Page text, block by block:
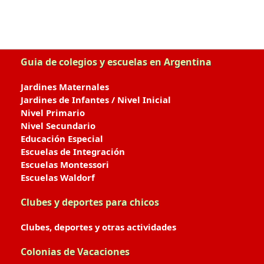
Guia de colegios y escuelas en Argentina
Jardines Maternales
Jardines de Infantes / Nivel Inicial
Nivel Primario
Nivel Secundario
Educación Especial
Escuelas de Integración
Escuelas Montessori
Escuelas Waldorf
Clubes y deportes para chicos
Clubes, deportes y otras actividades
Colonias de Vacaciones